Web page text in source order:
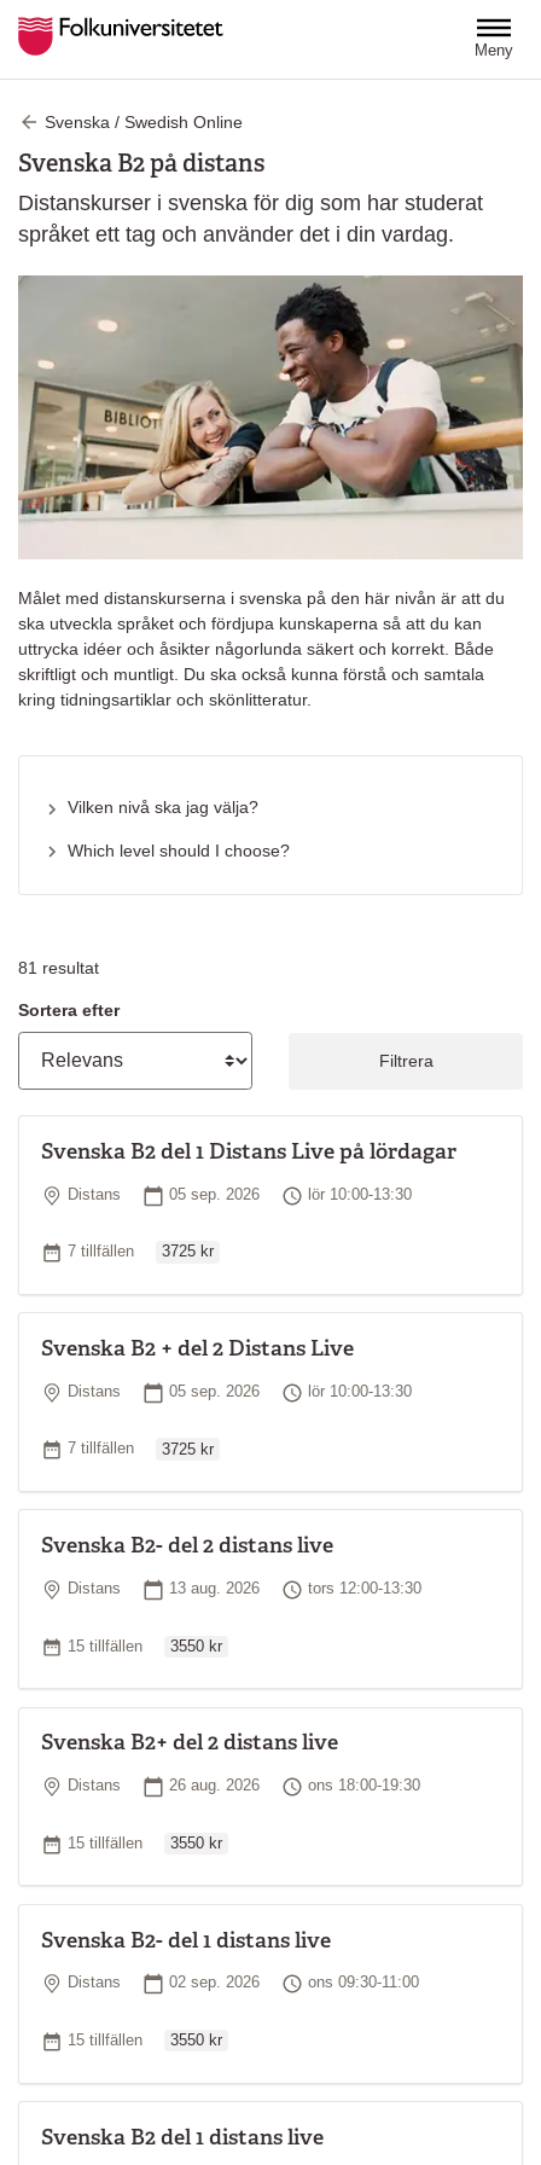
Meny
Svenska / Swedish Online
Svenska B2 på distans
Distanskurser i svenska för dig som har studerat
språket ett tag och använder det i din vardag.
Målet med distanskurserna i svenska på den här nivån är att du
ska utveckla språket och fördjupa kunskaperna så att du kan
uttrycka idéer och åsikter någorlunda säkert och korrekt. Både
skriftligt och muntligt. Du ska också kunna förstå och samtala
kring tidningsartiklar och skönlitteratur.
Vilken nivå ska jag välja?
Which level should I choose?
81 resultat
Sortera efter
Filtrera
Svenska B2 del 1 Distans Live på lördagar
Plats
Distans Startdatum
05 sep. 2026 Tid
lör 10:00-13:30
Antal tillfällen
7 tillfällen 3725 kr
Svenska B2 + del 2 Distans Live
Plats
Distans Startdatum
05 sep. 2026 Tid
lör 10:00-13:30
Antal tillfällen
7 tillfällen 3725 kr
Svenska B2- del 2 distans live
Plats
Distans Startdatum
13 aug. 2026 Tid
tors 12:00-13:30
Antal tillfällen
15 tillfällen 3550 kr
Svenska B2+ del 2 distans live
Plats
Distans Startdatum
26 aug. 2026 Tid
ons 18:00-19:30
Antal tillfällen
15 tillfällen 3550 kr
Svenska B2- del 1 distans live
Plats
Distans Startdatum
02 sep. 2026 Tid
ons 09:30-11:00
Antal tillfällen
15 tillfällen 3550 kr
Svenska B2 del 1 distans live